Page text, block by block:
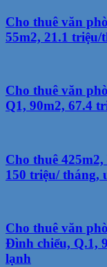
Cho thuê văn
55m2, 21.1 triệu/
Cho thuê văn
Q1, 90m2, 67.4
Cho thuê
150 triệu/ tháng,
Cho thuê văn
Đình chiểu, Q.1,
lạnh